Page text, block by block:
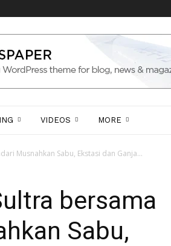
VIDEOS MORE
Musnahkan Sabu, Ekstasi dan Ganja...
bersama
Sabu,